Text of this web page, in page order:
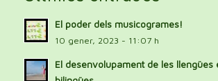
El poder dels musicogrames!
10 gener, 2023 - 11:07 h
El desenvolupament de les llengües